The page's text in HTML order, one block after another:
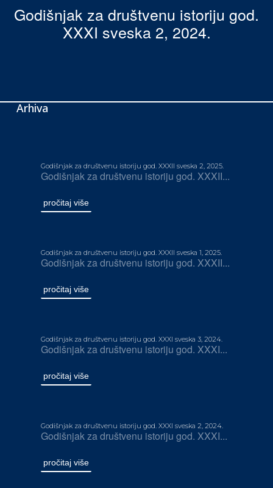
Godišnjak za društvenu istoriju god.
XXXI sveska 2, 2024.
Arhiva
Godišnjak za društvenu istoriju god. XXXII sveska 2, 2025.
Godišnjak za društvenu istoriju god. XXXII...
pročitaj više
Godišnjak za društvenu istoriju god. XXXII sveska 1, 2025.
Godišnjak za društvenu istoriju god. XXXII...
pročitaj više
Godišnjak za društvenu istoriju god. XXXI sveska 3, 2024.
Godišnjak za društvenu istoriju god. XXXI...
pročitaj više
Godišnjak za društvenu istoriju god. XXXI sveska 2, 2024.
Godišnjak za društvenu istoriju god. XXXI...
pročitaj više